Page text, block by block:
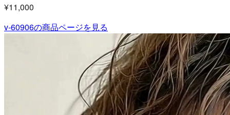
¥11,000
v-60906の商品ページを見る